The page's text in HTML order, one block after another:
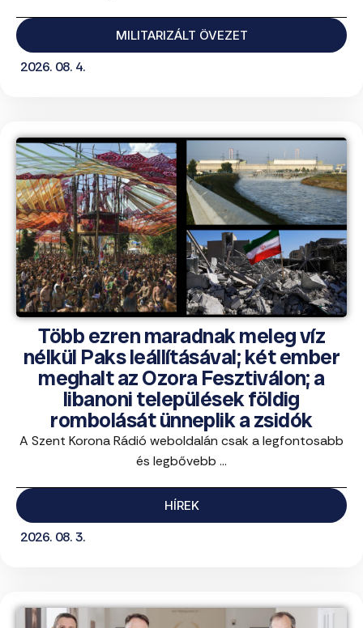
MILITARIZÁLT ÖVEZET
2026. 08. 4.
Több ezren maradnak meleg víz
nélkül Paks leállításával; két ember
meghalt az Ozora Fesztiválon; a
libanoni települések földig
rombolását ünneplik a zsidók
A Szent Korona Rádió weboldalán csak a legfontosabb
és legbővebb ...
HÍREK
2026. 08. 3.